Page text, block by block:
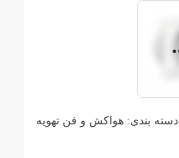
دسته بندی: هواکش و فن تهویه